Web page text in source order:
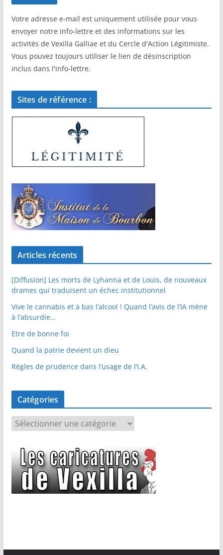
Votre adresse e-mail est uniquement utilisée pour vous
envoyer notre info-lettre et des informations sur les
activités de Vexilla Galliae et du Cercle d'Action Légitimiste.
Vous pouvez toujours utiliser le lien de désinscription
inclus dans l'info-lettre.
Sites de référence :
Articles récents
[Diffusion] Les morts de Lyhanna et de Louis, de nouveaux
drames qui traduisent un échec institutionnel
Vive le cannabis et à bas l’alcool ! Quand l’avis de l’IA mène
à l’absurdie…
Etre de bonne foi
Quand la patrie devient un dieu
Règles de prudence dans l’usage de l’I.A.
Catégories
é
g
o
r